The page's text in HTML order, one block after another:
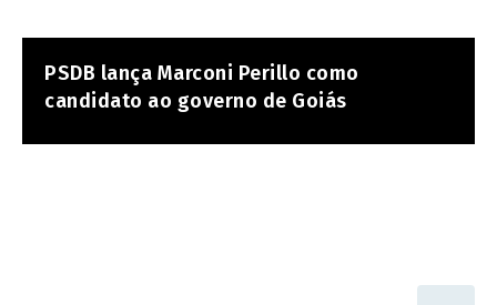
PSDB lança Marconi Perillo como
candidato ao governo de Goiás